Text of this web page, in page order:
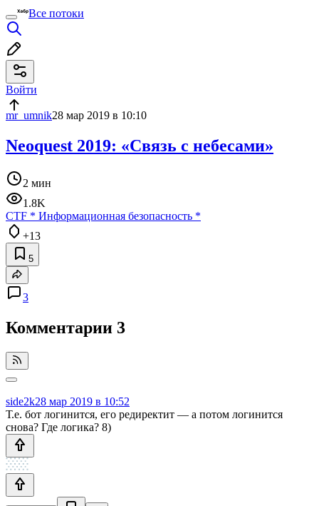
Все потоки
Войти
mr_umnik28 мар 2019 в 10:10
Neoquest 2019: «Связь с небесами»
2 мин
1.8K
CTF * Информационная безопасность *
+13
5
3
Комментарии 3
side2k28 мар 2019 в 10:52
Т.е. бот логинится, его редиректит — а потом логинится
снова? Где логика? 8)